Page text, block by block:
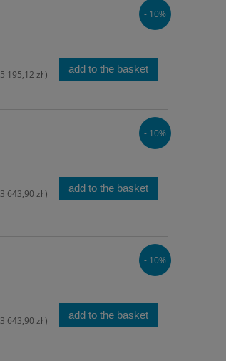
5 195,12 zł ) add to the basket
- 10%
3 643,90 zł ) add to the basket
- 10%
3 643,90 zł ) add to the basket
- 10%